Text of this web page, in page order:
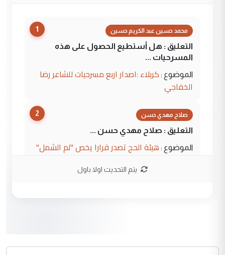
1 محمد حسين عبد الكريم حسين
التعليق : هل أستطيع الحصول على هذه
المسرحيات ...
الموضوع : كربلاء :اصدار اربع مسرحيات للشاعر رضا
الخفاجي
2 صلاح مهدي حسن
التعليق : صلاح مهدي حسن ...
الموضوع : هيئة الحج تصدر قرارا يخص "لم الشمل"
يتم التحديث اولا باول